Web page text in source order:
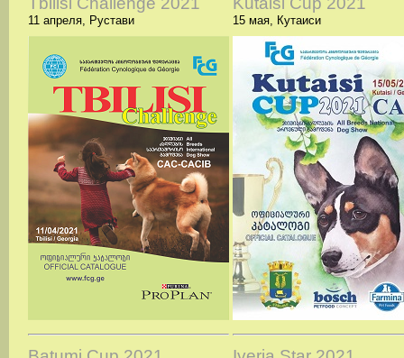
11 апреля, Рустави 15 мая, Кутаиси